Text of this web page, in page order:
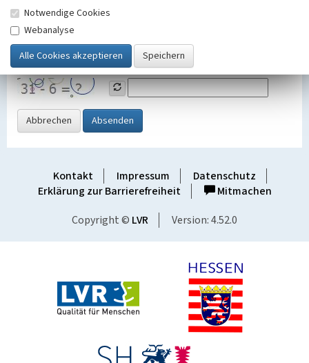
SicherheitsabfrageTragen Sie unten das Rechenergebnis aus der
Grafik ein
Abbrechen Absenden
Kontakt Impressum
Datenschutz
Erklärung zur Barrierefreiheit
Mitmachen
Copyright © LVR Version: 4.52.0
Notwendige Cookies
Webanalyse